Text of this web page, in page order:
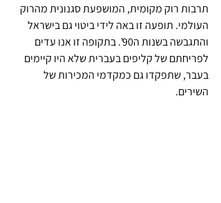
תרבות רוק מקומית, המושפעת סגנונית מהרוק
העולמי. תופעה זו באה לידי ביטוי גם בישראל
והתגבשה בשנות ה90'. בתקופה זו אנו עדים
לפריחתם של קליפים בעברית שלא היו קיימים
בעבר, שתפקדו גם כמקדמי המכירות של
השירים.